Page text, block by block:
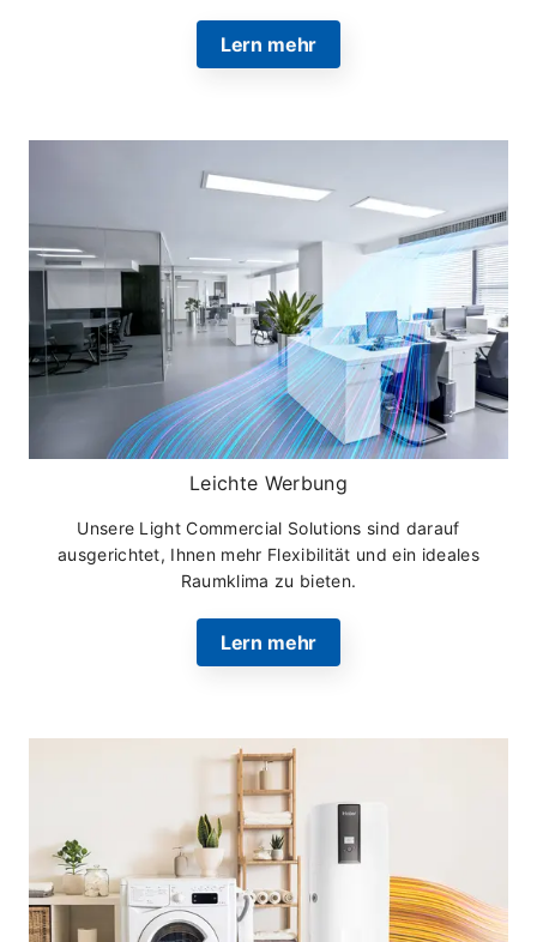
Lern mehr
Leichte Werbung
Unsere Light Commercial Solutions sind darauf
ausgerichtet, Ihnen mehr Flexibilität und ein ideales
Raumklima zu bieten.
Lern mehr